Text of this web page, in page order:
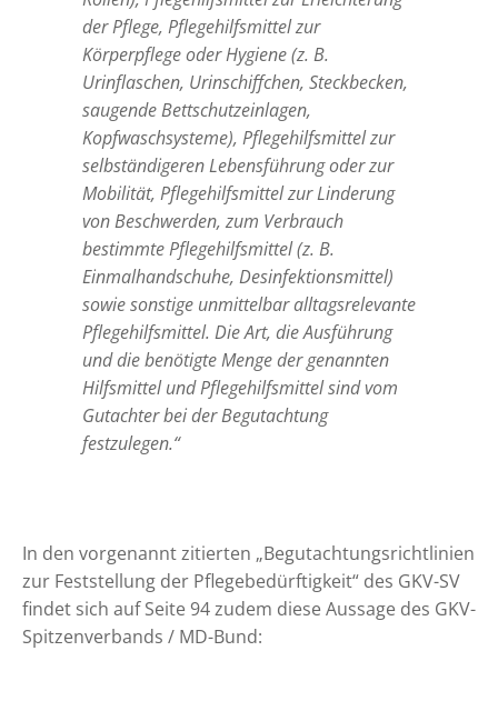
der Pflege, Pflegehilfsmittel zur
Körperpflege oder Hygiene (z. B.
Urinflaschen, Urinschiffchen, Steckbecken,
saugende Bettschutzeinlagen,
Kopfwaschsysteme), Pflegehilfsmittel zur
selbständigeren Lebensführung oder zur
Mobilität, Pflegehilfsmittel zur Linderung
von Beschwerden, zum Verbrauch
bestimmte Pflegehilfsmittel (z. B.
Einmalhandschuhe, Desinfektionsmittel)
sowie sonstige unmittelbar alltagsrelevante
Pflegehilfsmittel. Die Art, die Ausführung
und die benötigte Menge der genannten
Hilfsmittel und Pflegehilfsmittel sind vom
Gutachter bei der Begutachtung
festzulegen.“
In den vorgenannt zitierten „Begutachtungsrichtlinien
zur Feststellung der Pflegebedürftigkeit“ des GKV-SV
findet sich auf Seite 94 zudem diese Aussage des GKV-
Spitzenverbands / MD-Bund: